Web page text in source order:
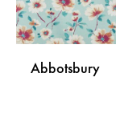
Abbotsbury